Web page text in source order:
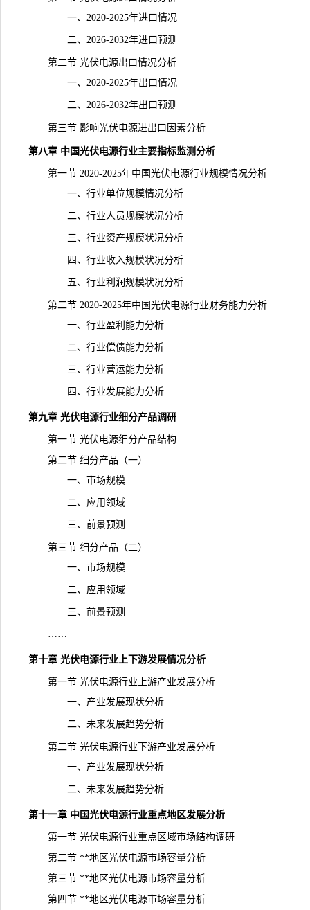
一、2020-2025年进口情况
二、2026-2032年进口预测
第二节 光伏电源出口情况分析
一、2020-2025年出口情况
二、2026-2032年出口预测
第三节 影响光伏电源进出口因素分析
第八章 中国光伏电源行业主要指标监测分析
第一节 2020-2025年中国光伏电源行业规模情况分析
一、行业单位规模情况分析
二、行业人员规模状况分析
三、行业资产规模状况分析
四、行业收入规模状况分析
五、行业利润规模状况分析
第二节 2020-2025年中国光伏电源行业财务能力分析
一、行业盈利能力分析
二、行业偿债能力分析
三、行业营运能力分析
四、行业发展能力分析
第九章 光伏电源行业细分产品调研
第一节 光伏电源细分产品结构
第二节 细分产品（一）
一、市场规模
二、应用领域
三、前景预测
第三节 细分产品（二）
一、市场规模
二、应用领域
三、前景预测
……
第十章 光伏电源行业上下游发展情况分析
第一节 光伏电源行业上游产业发展分析
一、产业发展现状分析
二、未来发展趋势分析
第二节 光伏电源行业下游产业发展分析
一、产业发展现状分析
二、未来发展趋势分析
第十一章 中国光伏电源行业重点地区发展分析
第一节 光伏电源行业重点区域市场结构调研
第二节 **地区光伏电源市场容量分析
第三节 **地区光伏电源市场容量分析
第四节 **地区光伏电源市场容量分析